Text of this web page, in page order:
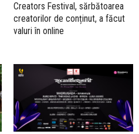
Creators Festival, sărbătoarea
creatorilor de conținut, a făcut
valuri în online